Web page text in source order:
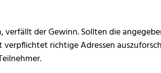
der Gewinn. Sollten die
richtige Adressen